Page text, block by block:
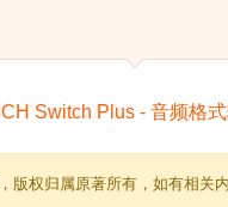
版权归属原著所有，如有相关